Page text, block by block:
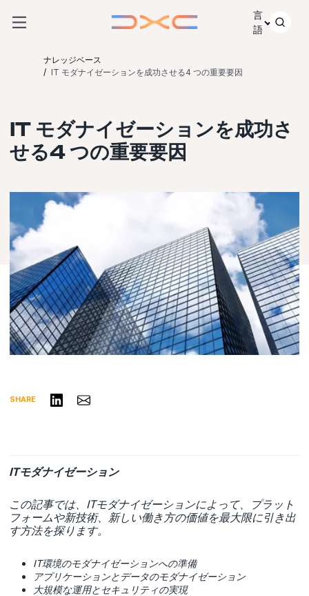
言
語
ナレッジベース
IT モダナイゼーションを成功させる4 つの重要要因
IT モダナイゼーションを成功さ
せる4 つの重要要因
SHARE リンクトインで共有する
Share via Email
ITモダナイゼーション
この記事では、ITモダナイゼーションによって、プラット
フォームや新技術、新しい働き方の価値を最大限に引き出
す方法を探ります。
IT環境のモダナイゼーションへの準備
アプリケーションとデータのモダナイゼーション
大規模な運用とセキュリティの実現